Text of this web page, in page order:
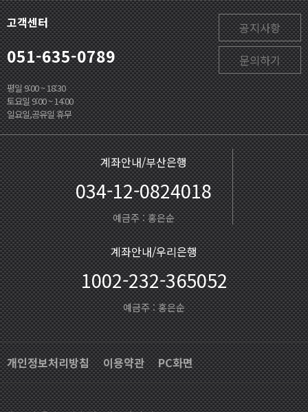
고객센터
051-635-0789
평일 9:00 ~ 18:30
토요일 9:00 ~ 14:00
일요일,공유일 휴무
공지사항
문의하기
계좌안내/부산은행
034-12-0824018
예금주 : 홍은순
계좌안내/우리은행
1002-232-365052
예금주 : 홍은순
개인정보처리방침 이용약관 PC화면